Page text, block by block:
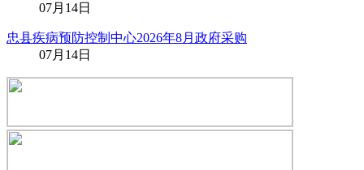
07月14日
忠县疾病预防控制中心2026年8月政府采购
07月14日